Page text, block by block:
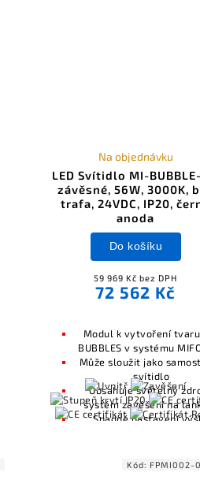
LED Svítidlo MI-
závěsné, 56W, 3000K,
trafa, 24VDC, IP20,
anoda
Na objednávku
59 969 Kč bez DPH
72 562 Kč
Do košíku
Modul k vytvoření
BUBBLES v systému
Může sloužit jako
svítidlo
Obsahuje světelný
systém zavěšení na
Snadné nastavení
osvětlení včetně
Kód: FPMI002-